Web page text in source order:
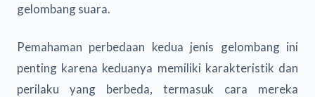
gelombang suara.
Pemahaman perbedaan kedua jenis gelombang ini
penting karena keduanya memiliki karakteristik dan
perilaku yang berbeda, termasuk cara mereka